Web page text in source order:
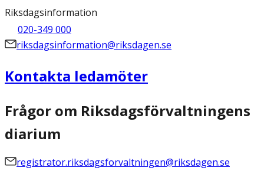
Riksdagsinformation
020-349 000
riksdagsinformation@riksdagen.se
Kontakta ledamöter
Frågor om Riksdagsförvaltningens
diarium
registrator.riksdagsforvaltningen@riksdagen.se